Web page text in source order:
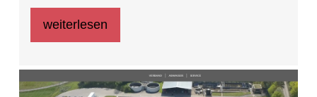
weiterlesen